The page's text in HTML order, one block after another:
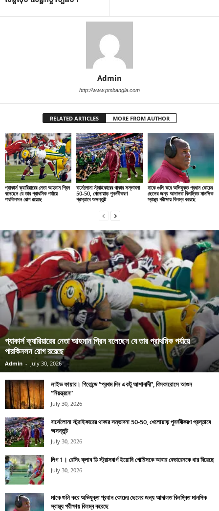
Admin
http://www.pmbangla.com
RELATED ARTICLES MORE FROM AUTHOR
প্যাকার্স ক্যারিয়ারের নেতা আহমান গ্রিন
বলেছেন যে তার প্রাথমিক পর্যায়ে
পারকিনসন রোগ রয়েছে
বার্সেলোনা স্ট্রাইকারের থাকার সম্ভাবনা
50-50, খেলোয়াড় পুনর্নবীকরণ
প্রস্তাবে অসন্তুষ্ট
মাকে গুলি করে অভিযুক্ত প্রধান কোচের
ছেলের জন্য আদালত বিলম্বিত মানসিক
স্বাস্থ্য পরীক্ষায় বিলম্ব করেছে
প্যাকার্স ক্যারিয়ারের নেতা আহমান গ্রিন বলেছেন যে তার প্রাথমিক পর্যায়ে
পারকিনসন রোগ রয়েছে
Admin - July 30, 2026
লাইভ ফায়ার। গিরোন্ডে “প্রথম দিন একটু আশাবাদী”, বিসকারোসে আগুন
“নিয়ন্ত্রনে”
July 30, 2026
বার্সেলোনা স্ট্রাইকারের থাকার সম্ভাবনা 50-50, খেলোয়াড় পুনর্নবীকরণ প্রস্তাবে
অসন্তুষ্ট
July 30, 2026
লিগ 1। রেসিং ক্লাব ডি স্ট্রাসবার্গ ইয়োনি গোমিসকে আবার বেভারেনকে ধার দিয়েছে
July 30, 2026
মাকে গুলি করে অভিযুক্ত প্রধান কোচের ছেলের জন্য আদালত বিলম্বিত মানসিক
স্বাস্থ্য পরীক্ষায় বিলম্ব করেছে